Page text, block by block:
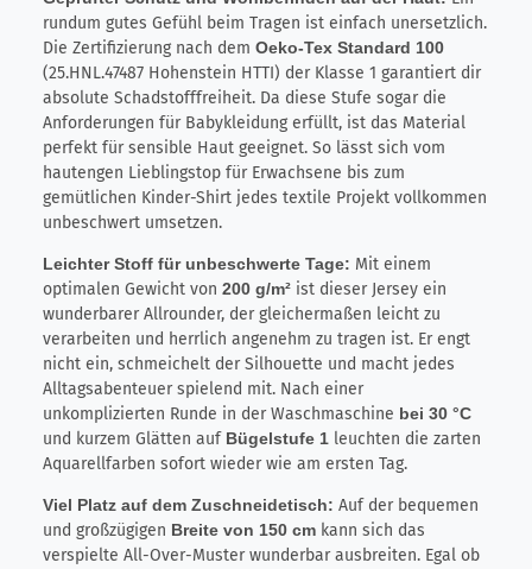
rundum gutes Gefühl beim Tragen ist einfach unersetzlich.
Die Zertifizierung nach dem Oeko-Tex Standard 100
(25.HNL.47487 Hohenstein HTTI) der Klasse 1 garantiert dir
absolute Schadstofffreiheit. Da diese Stufe sogar die
Anforderungen für Babykleidung erfüllt, ist das Material
perfekt für sensible Haut geeignet. So lässt sich vom
hautengen Lieblingstop für Erwachsene bis zum
gemütlichen Kinder-Shirt jedes textile Projekt vollkommen
unbeschwert umsetzen.
Leichter Stoff für unbeschwerte Tage: Mit einem
optimalen Gewicht von 200 g/m² ist dieser Jersey ein
wunderbarer Allrounder, der gleichermaßen leicht zu
verarbeiten und herrlich angenehm zu tragen ist. Er engt
nicht ein, schmeichelt der Silhouette und macht jedes
Alltagsabenteuer spielend mit. Nach einer
unkomplizierten Runde in der Waschmaschine bei 30 °C
und kurzem Glätten auf Bügelstufe 1 leuchten die zarten
Aquarellfarben sofort wieder wie am ersten Tag.
Viel Platz auf dem Zuschneidetisch: Auf der bequemen
und großzügigen Breite von 150 cm kann sich das
verspielte All-Over-Muster wunderbar ausbreiten. Egal ob